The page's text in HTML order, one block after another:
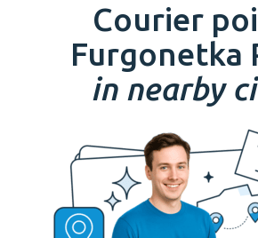
Courier
Furgonetka
in nearby